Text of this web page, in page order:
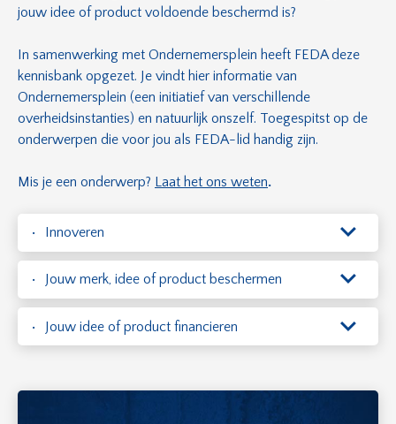
Internationaal ondernemen
jouw idee of product voldoende beschermd is?
In samenwerking met Ondernemersplein heeft FEDA deze
kennisbank opgezet. Je vindt hier informatie van
Ondernemersplein (een initiatief van verschillende
overheidsinstanties) en natuurlijk onszelf. Toegespitst op de
onderwerpen die voor jou als FEDA-lid handig zijn.
Mis je een onderwerp? Laat het ons weten.
Innoveren
Jouw merk, idee of product beschermen
Jouw idee of product financieren